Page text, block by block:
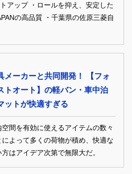
アップ ・ロールを抑え、安定した
の高品質 ・千葉県の佐原三菱自
メーカーと共同開発！ 【フォ
トオート】の軽バン・車中泊
ットが快適すぎる
間を有効に使えるアイテムの数々
よって多くの荷物が積め、快適な
はアイデア次第で無限大だ。